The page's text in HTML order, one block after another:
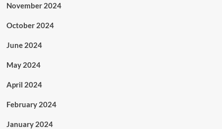
November 2024
October 2024
June 2024
May 2024
April 2024
February 2024
January 2024